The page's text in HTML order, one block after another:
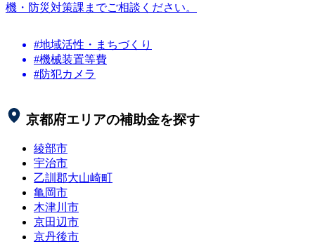
機・防災対策課までご相談ください。
#地域活性・まちづくり
#機械装置等費
#防犯カメラ
京都府エリアの補助金を探す
綾部市
宇治市
乙訓郡大山崎町
亀岡市
木津川市
京田辺市
京丹後市